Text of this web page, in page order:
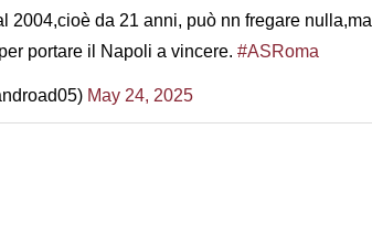
2004,cioè da 21 anni, può nn fregare nulla,ma
portare il Napoli a vincere. #ASRoma
May 24, 2025